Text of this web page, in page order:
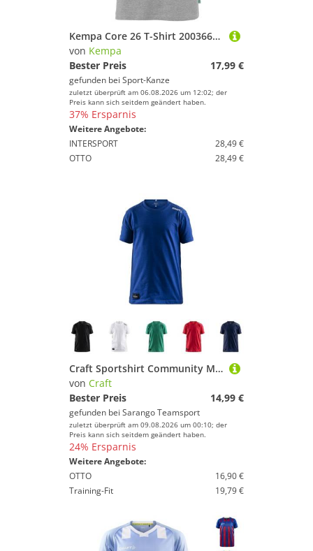
Kempa Core 26 T-Shirt 200366105 dark grau melange - Gr. XL
von Kempa
Bester Preis
17,99 €
gefunden bei Sport-Kanze
zuletzt überprüft am 06.08.2026 um 12:02; der
Preis kann sich seitdem geändert haben.
37% Ersparnis
Weitere Angebote:
INTERSPORT
28,49 €
OTTO
28,49 €
Craft Sportshirt Community Mix SS Tee Herren/Kinder
von Craft
Bester Preis
14,99 €
gefunden bei Sarango Teamsport
zuletzt überprüft am 09.08.2026 um 00:10; der
Preis kann sich seitdem geändert haben.
24% Ersparnis
Weitere Angebote:
OTTO
16,90 €
Training-Fit
19,79 €